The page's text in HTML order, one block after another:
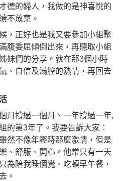
德的婦人，我做的是神喜悅的
不放棄。
，正好也是我又要參加小組聚
腹委屈傾倒出來，再聽取小組
妹們的分享。就在那3個小時
、自信及滿腔的熱情，再回去
月撐過一個月、一年撐過一年,
的第3年了。我要告訴大家：
然不像年輕時那麼激情，但是
、舒服、開心。他常只有一天
為陪我睡個覺、吃頓早午餐，
。